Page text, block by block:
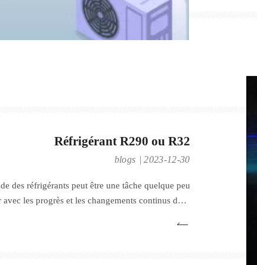
Réfrigérant R290 ou R32
blogs 2023-12-30
des réfrigérants peut être une tâche quelque peu
les progrès et les changements continus dans